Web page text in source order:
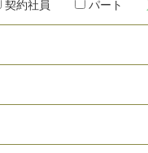
契約社員 パート